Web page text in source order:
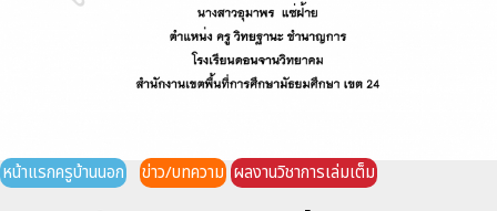
หน้าแรกครูบ้านนอก ข่าว/บทความ ผลงานวิชาการเล่มเต็ม